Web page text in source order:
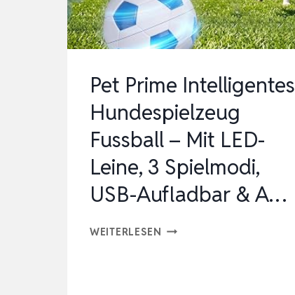
Pet Prime Intelligentes
Hundespielzeug
Fussball – Mit LED-
Leine, 3 Spielmodi,
USB-Aufladbar & A…
WEITERLESEN PET